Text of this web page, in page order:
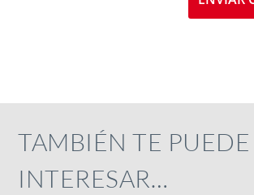
TAMBIÉN TE PUEDE
INTERESAR…